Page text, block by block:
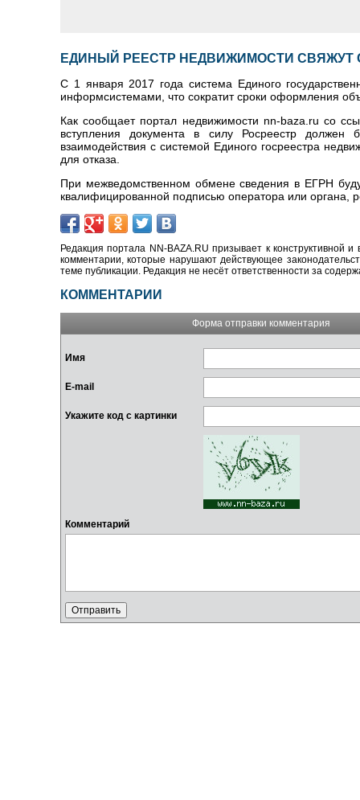
ЕДИНЫЙ РЕЕСТР НЕДВИЖИМОСТИ СВЯЖУТ
С 1 января 2017 года система Единого
информсистемами, что сократит сроки оформления
Как сообщает портал недвижимости nn-baza.ru со
вступления документа в силу Росреестр должен
взаимодействия с системой Единого госреестра
для отказа.
При межведомственном обмене сведения в ЕГРН
квалифицированной подписью оператора или органа,
Редакция портала NN-BAZA.RU призывает к конструктивной
комментарии, которые нарушают действующее
теме публикации. Редакция не несёт ответственности за
КОММЕНТАРИИ
Форма отправки комментария
Имя
E-mail
Укажите код с картинки
Комментарий